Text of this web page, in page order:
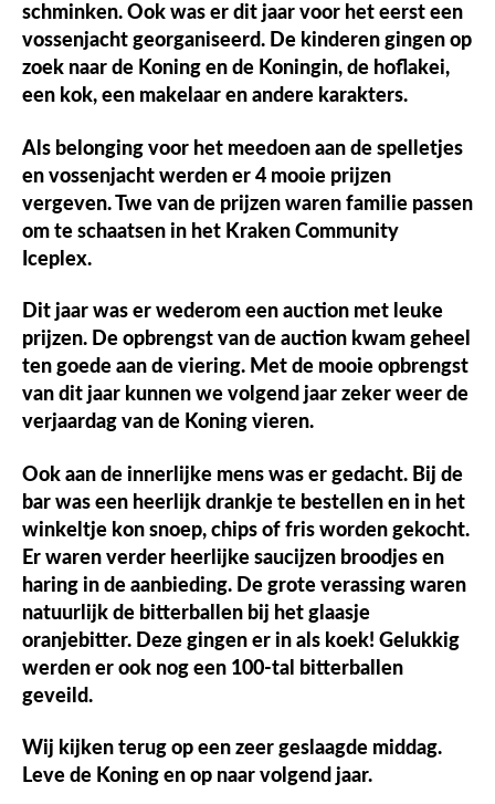
schminken. Ook was er dit jaar voor het eerst een
vossenjacht georganiseerd. De kinderen gingen op
zoek naar de Koning en de Koningin, de hoflakei,
een kok, een makelaar en andere karakters.
Als belonging voor het meedoen aan de spelletjes
en vossenjacht werden er 4 mooie prijzen
vergeven. Twe van de prijzen waren familie passen
om te schaatsen in het Kraken Community
Iceplex.
Dit jaar was er wederom een auction met leuke
prijzen. De opbrengst van de auction kwam geheel
ten goede aan de viering. Met de mooie opbrengst
van dit jaar kunnen we volgend jaar zeker weer de
verjaardag van de Koning vieren.
Ook aan de innerlijke mens was er gedacht. Bij de
bar was een heerlijk drankje te bestellen en in het
winkeltje kon snoep, chips of fris worden gekocht.
Er waren verder heerlijke saucijzen broodjes en
haring in de aanbieding. De grote verassing waren
natuurlijk de bitterballen bij het glaasje
oranjebitter. Deze gingen er in als koek! Gelukkig
werden er ook nog een 100-tal bitterballen
geveild.
Wij kijken terug op een zeer geslaagde middag.
Leve de Koning en op naar volgend jaar.